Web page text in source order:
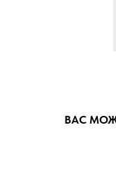
ВАС